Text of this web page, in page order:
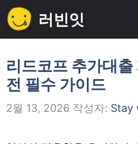
텐
츠
건
너
뛰
러빈잇
리드코프 추가대
전 필수 가이드
2월 13, 2026 작성자: Stay